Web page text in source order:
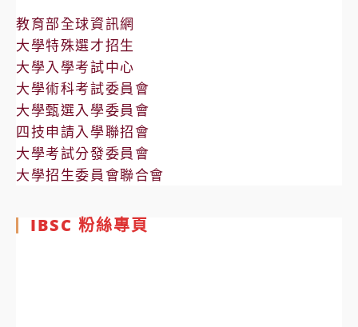
教育部全球資訊網
大學特殊選才招生
大學入學考試中心
大學術科考試委員會
大學甄選入學委員會
四技申請入學聯招會
大學考試分發委員會
大學招生委員會聯合會
IBSC 粉絲專頁